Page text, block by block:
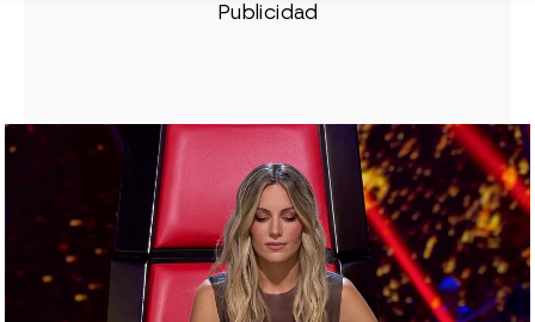
LA VOZ KIDS
Una voz inesperada que paraliza el
plató y emociona a los coaches
En La Voz Kids, una actuación sorprende a
todos por su potencia y sensibilidad, dejando al